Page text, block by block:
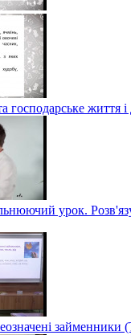
господарське життя
урок.